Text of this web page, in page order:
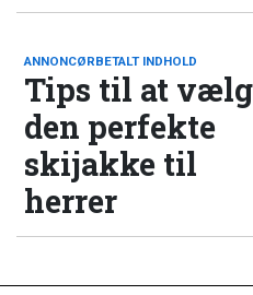
ANNONCØRBETALT INDHOLD
Tips til at
den perfekte
skijakke til
herrer